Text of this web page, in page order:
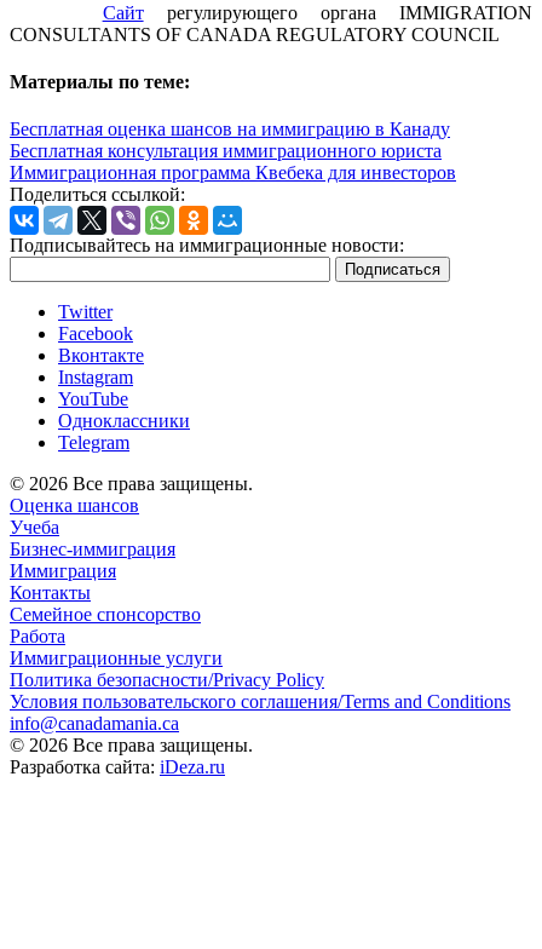
Сайтрегулирующего органа IMMIGRATION
CONSULTANTS OF CANADA REGULATORY COUNCIL
Материалы по теме:
Бесплатная оценка шансов на иммиграцию в Канаду
Бесплатная консультация иммиграционного юриста
Иммиграционная программа Квебека для инвесторов
Поделиться ссылкой:
Подписывайтесь на иммиграционные новости:
Twitter
Facebook
Вконтакте
Instagram
YouTube
Одноклассники
Telegram
© 2026 Все права защищены.
Оценка шансов
Учеба
Бизнес-иммиграция
Иммиграция
Контакты
Семейное спонсорство
Работа
Иммиграционные услуги
Политика безопасности/Privacy Policy
Условия пользовательского соглашения/Terms and Conditions
info@canadamania.ca
© 2026 Все права защищены.
Разработка сайта: iDeza.ru